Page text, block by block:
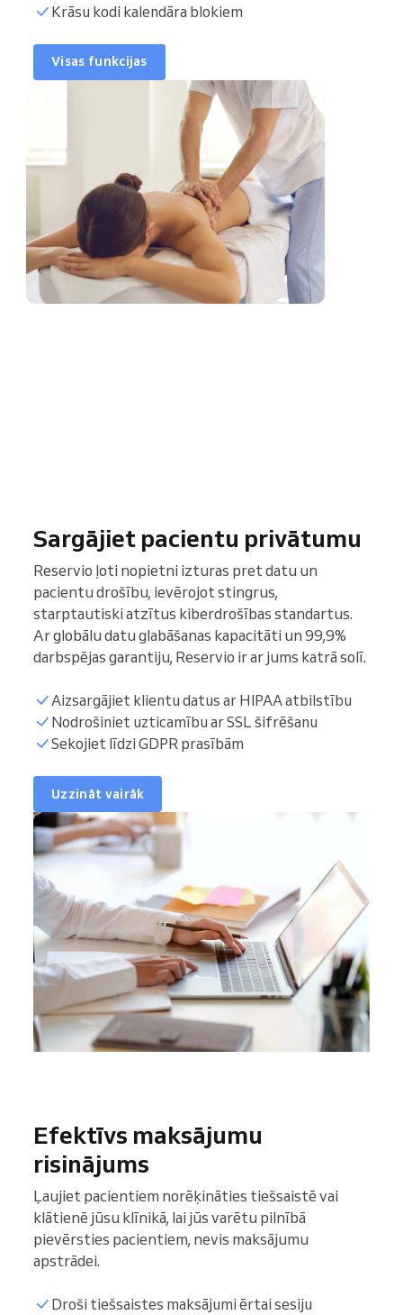
Krāsu kodi kalendāra blokiem
Visas funkcijas
Sargājiet pacientu privātumu
Reservio ļoti nopietni izturas pret datu un
pacientu drošību, ievērojot stingrus,
starptautiski atzītus kiberdrošības standartus.
Ar globālu datu glabāšanas kapacitāti un 99,9%
darbspējas garantiju, Reservio ir ar jums katrā solī.
Aizsargājiet klientu datus ar HIPAA atbilstību
Nodrošiniet uzticamību ar SSL šifrēšanu
Sekojiet līdzi GDPR prasībām
Uzzināt vairāk
Efektīvs maksājumu
risinājums
Ļaujiet pacientiem norēķināties tiešsaistē vai
klātienē jūsu klīnikā, lai jūs varētu pilnībā
pievērsties pacientiem, nevis maksājumu
apstrādei.
Droši tiešsaistes maksājumi ērtai sesiju